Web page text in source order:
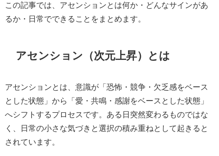
この記事では、アセンションとは何か・どんなサインがあ
るか・日常でできることをまとめます。
アセンション（次元上昇）とは
アセンションとは、意識が「恐怖・競争・欠乏感をベース
とした状態」から「愛・共鳴・感謝をベースとした状態」
へシフトするプロセスです。ある日突然変わるものではな
く、日常の小さな気づきと選択の積み重ねとして起きると
されています。